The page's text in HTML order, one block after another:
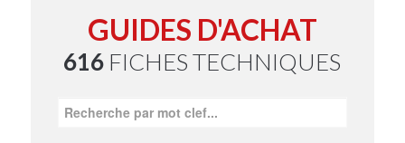
GUIDES D'ACHAT
616 FICHES TECHNIQUES